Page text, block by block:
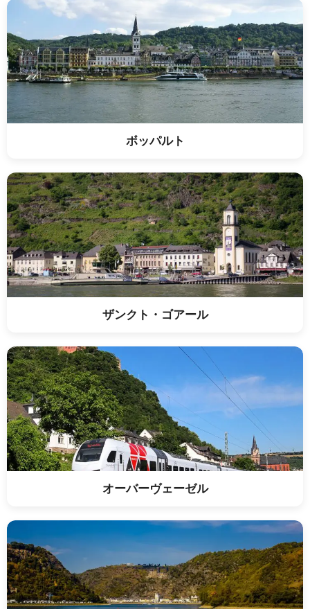
ボッパルト
ザンクト・ゴアール
オーバーヴェーゼル